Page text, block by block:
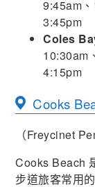
9:45am
3:45pm
Coles
10:30am
4:15pm
Cooks
（Freycinet
Cooks Beach
步道旅客常用